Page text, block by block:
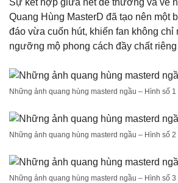
Sự kết hợp giữa nét dễ thương và vẻ
Quang Hùng MasterD đã tạo nên một
đáo vừa cuốn hút, khiến fan không chỉ
ngưỡng mộ phong cách đầy chất
Những ảnh quang hùng masterd ngầu – Hình số 1
Những ảnh quang hùng masterd ngầu – Hình số 2
Những ảnh quang hùng masterd ngầu – Hình số 3